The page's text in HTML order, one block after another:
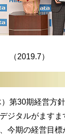
第30期経営方針
ジタルがます
今期の経営目標